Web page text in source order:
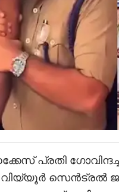
പ്രതി
സെൻട്രൽ